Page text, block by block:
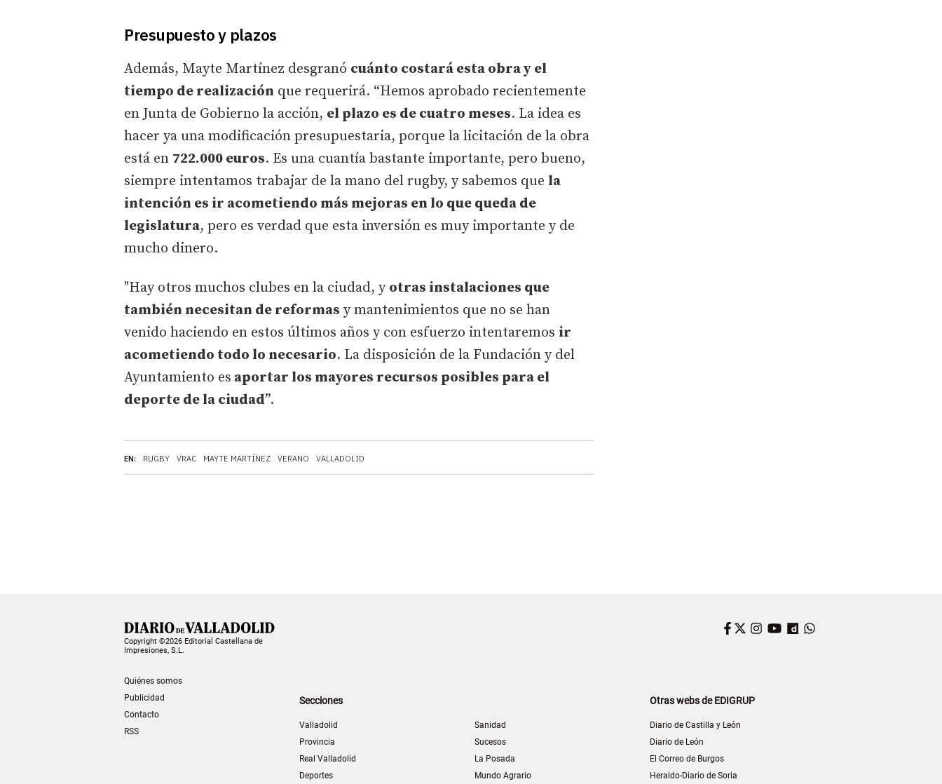
EN: RUGBY VRAC MAYTE MARTÍNEZ VERANO VALLADOLID
Presupuesto y plazos
Además, Mayte Martínez desgranó cuánto costará esta obra y el
tiempo de realización que requerirá. “Hemos aprobado recientemente
en Junta de Gobierno la acción, el plazo es de cuatro meses. La idea es
hacer ya una modificación presupuestaria, porque la licitación de la obra
está en 722.000 euros. Es una cuantía bastante importante, pero bueno,
siempre intentamos trabajar de la mano del rugby, y sabemos que la
intención es ir acometiendo más mejoras en lo que queda de
legislatura, pero es verdad que esta inversión es muy importante y de
mucho dinero.
"Hay otros muchos clubes en la ciudad, y otras instalaciones que
también necesitan de reformas y mantenimientos que no se han
venido haciendo en estos últimos años y con esfuerzo intentaremos ir
acometiendo todo lo necesario. La disposición de la Fundación y del
Ayuntamiento es aportar los mayores recursos posibles para el
deporte de la ciudad”.
Copyright ©2026 Editorial Castellana de
Impresiones, S.L.
Quiénes somos
Publicidad
Contacto
RSS
Facebook
Twitter
Instagram
YouTube
Dailymotion
Secciones
Valladolid
Provincia
Real Valladolid
Deportes
Sanidad
Sucesos
La Posada
Mundo Agrario
Otras webs de EDIGRUP
Diario de Castilla y León
Diario de León
El Correo de Burgos
Heraldo-Diario de Soria